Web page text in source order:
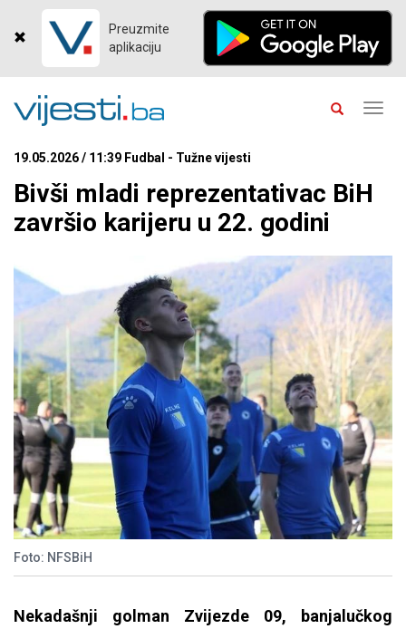
Preuzmite
aplikaciju
19.05.2026 / 11:39 Fudbal - Tužne vijesti
Bivši mladi reprezentativac BiH
završio karijeru u 22. godini
Foto: NFSBiH
Nekadašnji golman Zvijezde 09, banjalučkog